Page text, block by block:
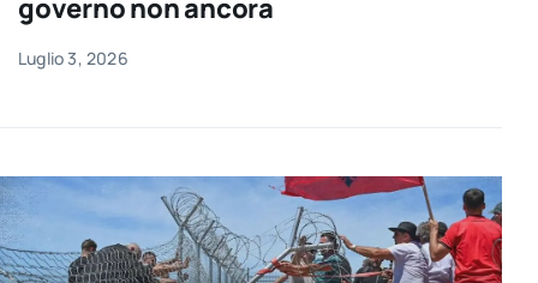
governo non ancora
Luglio 3, 2026